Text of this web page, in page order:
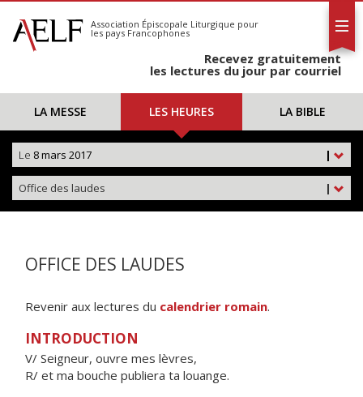
S'abonner
Calendrier
Association Épiscopale Liturgique pour
les pays Francophones
Recevez gratuitement
les lectures du jour par courriel
LA MESSE LES HEURES LA BIBLE
|
Le 8 mars 2017
|
Office des laudes
OFFICE DES LAUDES
Revenir aux lectures du calendrier romain.
INTRODUCTION
V/ Seigneur, ouvre mes lèvres,
R/ et ma bouche publiera ta louange.